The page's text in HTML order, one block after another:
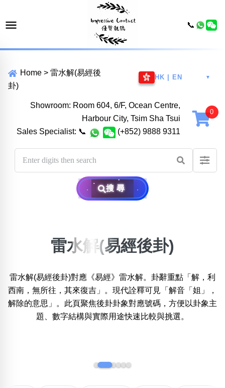
Home > 雷水解(易經後
卦)
HK | EN ▼
Showroom: Room 604, 6/F, Ocean Centre,
Harbour City, Tsim Sha Tsui
Sales Specialist: 📞 (+852) 9888 9311
搜尋
搜尋選項
位置:
二 四 五 七 八
雷水解(易經後卦)
雷水解(易經後卦)對應《易經》雷水解。卦辭重點「解，利
西南，無所往，其來復吉」。現代詮釋可見「解音「姐」，
解除的意思」。此頁聚焦後卦卦象對應號碼，方便以卦象主
題、數字結構與實際用途快速比較與挑選。
📞